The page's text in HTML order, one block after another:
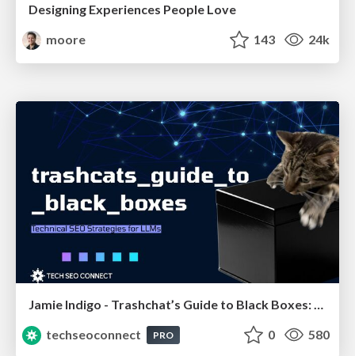
Designing Experiences People Love
moore
143 24k
techseoconnect
PRO 0 580